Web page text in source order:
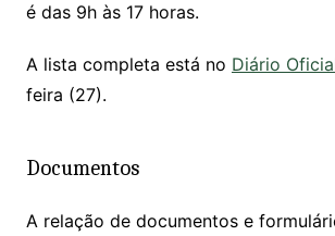
é das 9h às 17 horas.
A lista completa está no Diário
feira (27).
Documentos
A relação de documentos e